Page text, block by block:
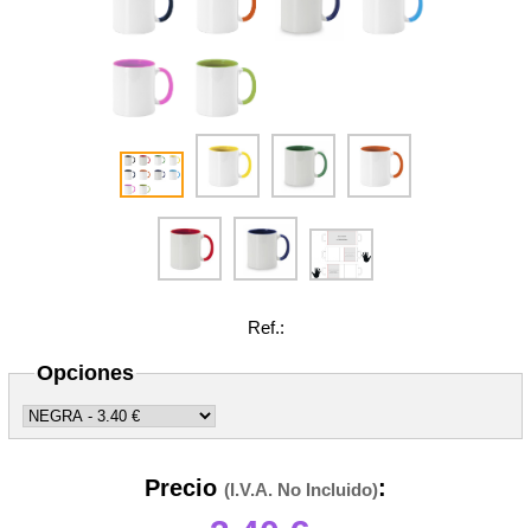
Ref.:
Opciones
Precio (I.V.A. No Incluido):